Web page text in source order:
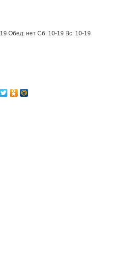
Обед: нет Сб: 10-19 Вс: 10-19